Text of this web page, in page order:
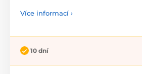
Více informací ›
10 dní